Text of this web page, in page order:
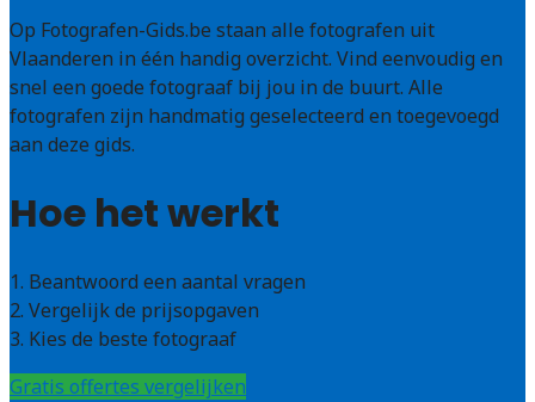
Op Fotografen-Gids.be staan alle fotografen uit
Vlaanderen in één handig overzicht. Vind eenvoudig en
snel een goede fotograaf bij jou in de buurt. Alle
fotografen zijn handmatig geselecteerd en toegevoegd
aan deze gids.
Hoe het werkt
1. Beantwoord een aantal vragen
2. Vergelijk de prijsopgaven
3. Kies de beste fotograaf
Gratis offertes vergelijken